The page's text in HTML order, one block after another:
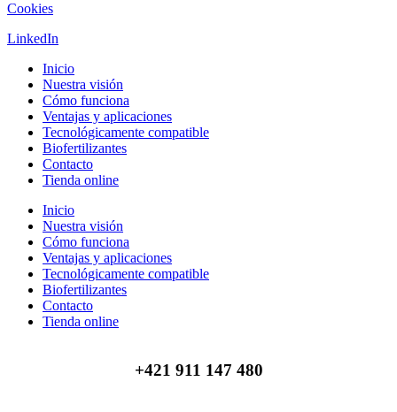
Cookies
LinkedIn
Inicio
Nuestra visión
Cómo funciona
Ventajas y aplicaciones
Tecnológicamente compatible
Biofertilizantes
Contacto
Tienda online
Inicio
Nuestra visión
Cómo funciona
Ventajas y aplicaciones
Tecnológicamente compatible
Biofertilizantes
Contacto
Tienda online
+421 911 147 480